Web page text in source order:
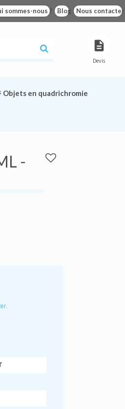
sommes-nous ? Blog Nous contacter
Devis
Objets en quadrichromie
-